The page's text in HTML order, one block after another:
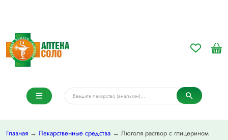
Главная → Лекарственные средства → Люголя раствор с глицерином